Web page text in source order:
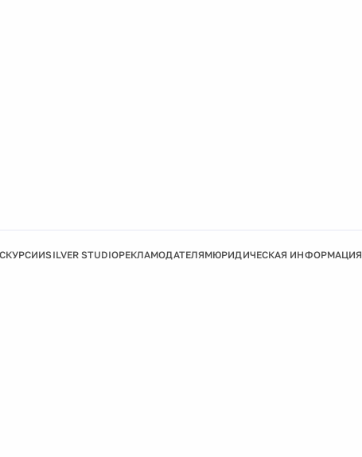
SILVER STUDIOРЕКЛАМОДАТЕЛЯМЮРИДИЧЕСКАЯ ИНФОРМАЦИЯ